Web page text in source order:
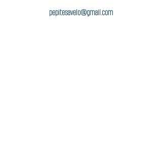
pepitesavelo@gmail.com